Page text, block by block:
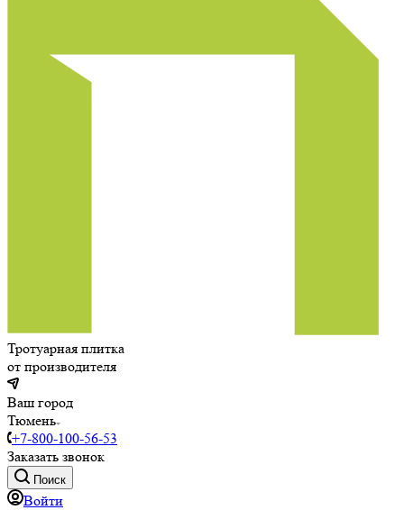
Тротуарная плитка
от производителя
Ваш город
Тюмень
+7-800-100-56-53
Заказать звонок
Поиск
Войти